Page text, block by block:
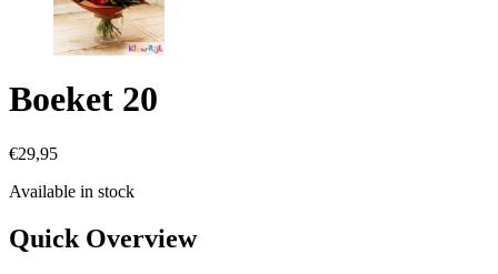
Boeket 20
€29,95
Available in stock
Quick Overview